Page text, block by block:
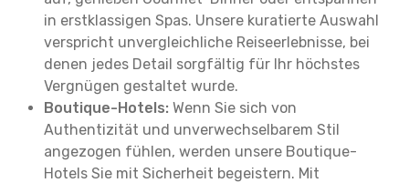
in erstklassigen Spas. Unsere kuratierte Auswahl
verspricht unvergleichliche Reiseerlebnisse, bei
denen jedes Detail sorgfältig für Ihr höchstes
Vergnügen gestaltet wurde.
Boutique-Hotels: Wenn Sie sich von
Authentizität und unverwechselbarem Stil
angezogen fühlen, werden unsere Boutique-
Hotels Sie mit Sicherheit begeistern. Mit